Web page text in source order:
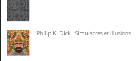
Philip K. Dick : Simulacres et illusions